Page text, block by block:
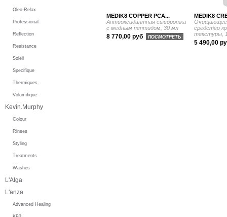
MEDIK8 COPPER PCA...
Антиоксидантная сыворотка
с медным пептидом, 30 мл
8 770,00 руб ПОСМОТРЕТЬ
MEDIK8
Очищающее
средство
текстуры,
5 490,00
Oleo-Relax
Professional
Reflection
Resistance
Soleil
Specifique
Thermiques
Volumifique
Kevin.Murphy
Colour
Rinses
Styling
Treatments
Washes
L'Alga
L'anza
Advanced Healing